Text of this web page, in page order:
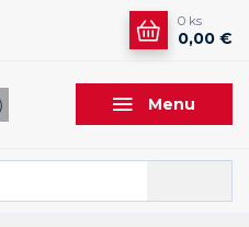
Menu
0 ks
0,00 €